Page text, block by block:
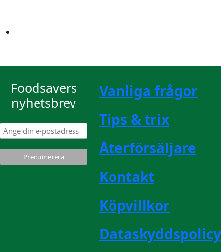
Foodsavers
nyhetsbrev
Vanliga frågor
Tips & trix
Återförsäljare
Kontakt
Köpvillkor
Dataskyddspolicy